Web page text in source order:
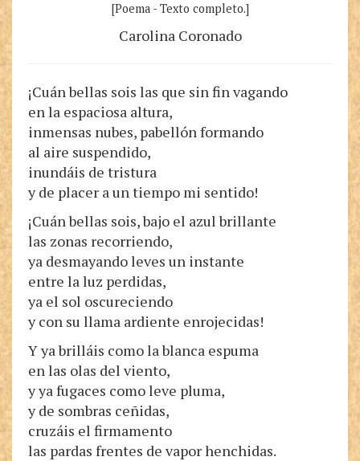
[Poema - Texto completo.]
Carolina Coronado
¡Cuán bellas sois las que sin fin vagando
en la espaciosa altura,
inmensas nubes, pabellón formando
al aire suspendido,
inundáis de tristura
y de placer a un tiempo mi sentido!
¡Cuán bellas sois, bajo el azul brillante
las zonas recorriendo,
ya desmayando leves un instante
entre la luz perdidas,
ya el sol oscureciendo
y con su llama ardiente enrojecidas!
Y ya brilláis como la blanca espuma
en las olas del viento,
y ya fugaces como leve pluma,
y de sombras ceñidas,
cruzáis el firmamento
las pardas frentes de vapor henchidas.